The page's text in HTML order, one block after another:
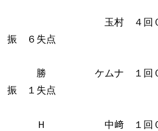
玉村 ４回０／３
振 ６失点
勝 ケムナ １回０／
振 １失点
Ｈ 中﨑 １回０／